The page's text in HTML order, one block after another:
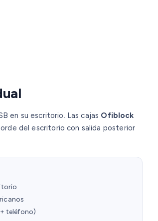
en su escritorio. Las cajas Ofiblock
del escritorio con salida posterior
teléfono)